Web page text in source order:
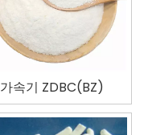
가속기 ZDBC(BZ)